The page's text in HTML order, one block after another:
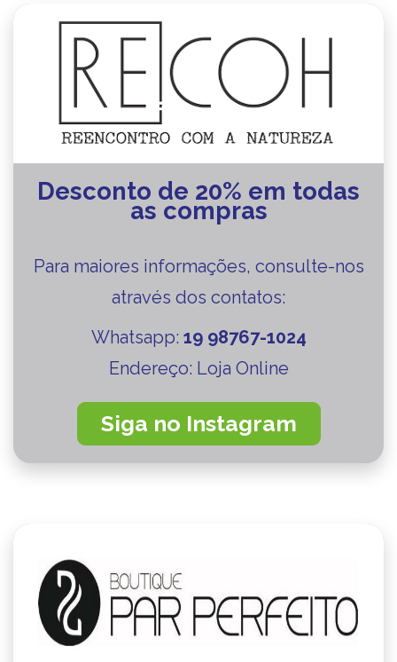
Desconto de 20% em todas
as compras
Para maiores informações, consulte-nos
através dos contatos:
Whatsapp: 19 98767-1024
Endereço: Loja Online
Siga no Instagram